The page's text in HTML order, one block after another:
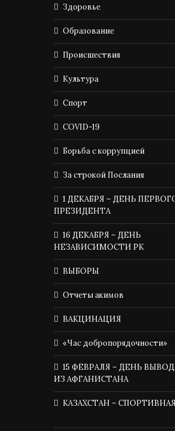
Здоровье
Образование
Происшествия
Культура
Спорт
COVID-19
Борьба с коррупцией
За строкой Послания
1 ДЕКАБРЯ – ДЕНЬ
ПРЕЗИДЕНТА
16 ДЕКАБРЯ – ДЕНЬ
НЕЗАВИСИМОСТИ РК
ВЫБОРЫ
Отчеты акимов
ВАКЦИНАЦИЯ
«Час добропорядочности»
15 ФЕВРАЛЯ – ДЕНЬ
ИЗ АФГАНИСТАНА
КАЗАХСТАН –